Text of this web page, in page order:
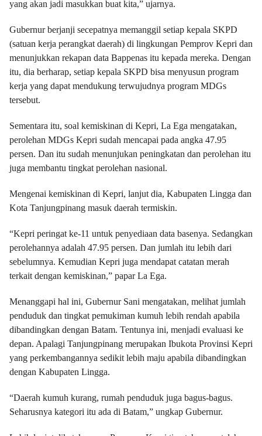
yang akan jadi masukkan buat kita,” ujarnya.
Gubernur berjanji secepatnya memanggil setiap kepala SKPD
(satuan kerja perangkat daerah) di lingkungan Pemprov Kepri dan
menunjukkan rekapan data Bappenas itu kepada mereka. Dengan
itu, dia berharap, setiap kepala SKPD bisa menyusun program
kerja yang dapat mendukung terwujudnya program MDGs
tersebut.
Sementara itu, soal kemiskinan di Kepri, La Ega mengatakan,
perolehan MDGs Kepri sudah mencapai pada angka 47.95
persen. Dan itu sudah menunjukan peningkatan dan perolehan itu
juga membantu tingkat perolehan nasional.
Mengenai kemiskinan di Kepri, lanjut dia, Kabupaten Lingga dan
Kota Tanjungpinang masuk daerah termiskin.
“Kepri peringat ke-11 untuk penyediaan data basenya. Sedangkan
perolehannya adalah 47.95 persen. Dan jumlah itu lebih dari
sebelumnya. Kemudian Kepri juga mendapat catatan merah
terkait dengan kemiskinan,” papar La Ega.
Menanggapi hal ini, Gubernur Sani mengatakan, melihat jumlah
penduduk dan tingkat pemukiman kumuh lebih rendah apabila
dibandingkan dengan Batam. Tentunya ini, menjadi evaluasi ke
depan. Apalagi Tanjungpinang merupakan Ibukota Provinsi Kepri
yang perkembangannya sedikit lebih maju apabila dibandingkan
dengan Kabupaten Lingga.
“Daerah kumuh kurang, rumah penduduk juga bagus-bagus.
Seharusnya kategori itu ada di Batam,” ungkap Gubernur.